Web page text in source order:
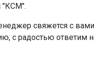
"КСМ".
свяжется с
с радостью ответим